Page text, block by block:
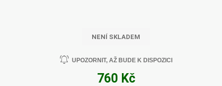
NENÍ SKLADEM
UPOZORNIT, AŽ BUDE K DISPOZICI
760 Kč